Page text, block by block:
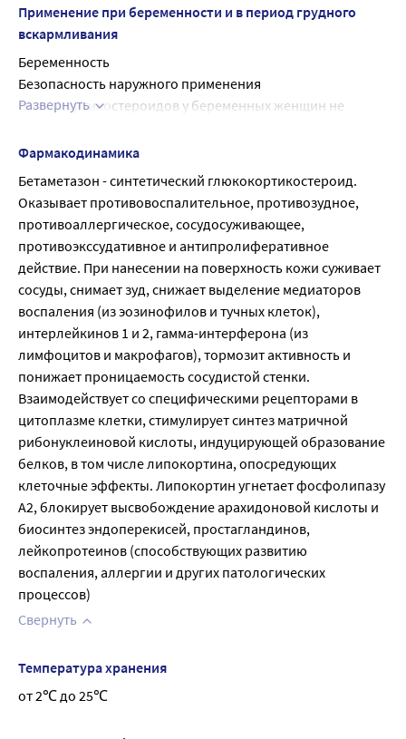
Применение при беременности и в период грудного
вскармливания
Беременность
Безопасность наружного применения
глюкокортикостероидов у беременных женщин не
только в том случае, если ожидаемая польза для матери
превышает потенциальный риск для плода. В таких
случаях применение препарата должно быть
непродолжительным и ограничиваться небольшими
участками кожи.
Перед применением препарата, если Вы беременны, или
предполагаете, что Вы могли бы быть беременной, или
планируете беременность, необходимо
проконсультироваться с врачом.
Период грудного вскармливания
При применении препарата грудное вскармливание
следует прекратить
Развернуть
Фармакодинамика
Бетаметазон - синтетический глюкокортикостероид.
Оказывает противовоспалительное, противозудное,
противоаллергическое, сосудосуживающее,
противоэкссудативное и антипролиферативное
действие. При нанесении на поверхность кожи суживает
сосуды, снимает зуд, снижает выделение медиаторов
воспаления (из эозинофилов и тучных клеток),
интерлейкинов 1 и 2, гамма-интерферона (из
лимфоцитов и макрофагов), тормозит активность и
понижает проницаемость сосудистой стенки.
Взаимодействует со специфическими рецепторами в
цитоплазме клетки, стимулирует синтез матричной
рибонуклеиновой кислоты, индуцирующей образование
белков, в том числе липокортина, опосредующих
клеточные эффекты. Липокортин угнетает фосфолипазу
А2, блокирует высвобождение арахидоновой кислоты и
биосинтез эндоперекисей, простагландинов,
лейкопротеинов (способствующих развитию
воспаления, аллергии и других патологических
процессов)
Свернуть
Температура хранения
от 2℃ до 25℃